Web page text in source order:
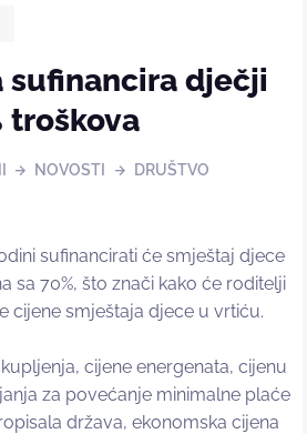
sufinancira dječji
troškova
NOVOSTI
DRUŠTVO
sufinancirati će smještaj djece
sa 70%, što znači kako će roditelji
cijene smještaja djece u vrtiću.
cijene energenata, cijenu
za povećanje minimalne plaće
država, ekonomska cijena